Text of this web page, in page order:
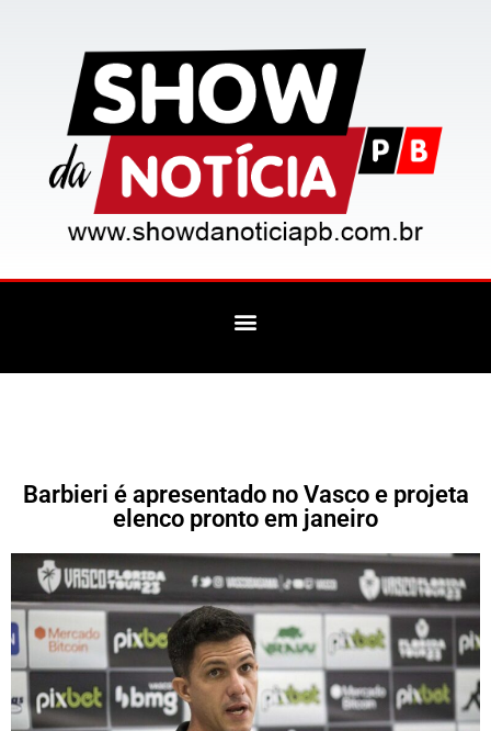
Barbieri é apresentado no Vasco e projeta
elenco pronto em janeiro